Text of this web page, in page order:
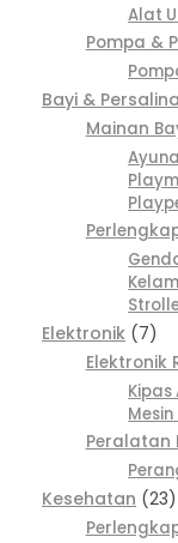
Alat
Pompa &
Bayi &
Mainan
Elektronik 7
Elektronik
Kipas
Peralatan
Kesehatan 23